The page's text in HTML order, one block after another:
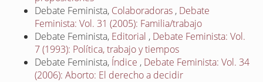
Debate Feminista, Colaboradoras , Debate
Feminista: Vol. 31 (2005): Familia/trabajo
Debate Feminista, Editorial , Debate Feminista: Vol.
7 (1993): Política, trabajo y tiempos
Debate Feminista, Índice , Debate Feminista: Vol. 34
(2006): Aborto: El derecho a decidir